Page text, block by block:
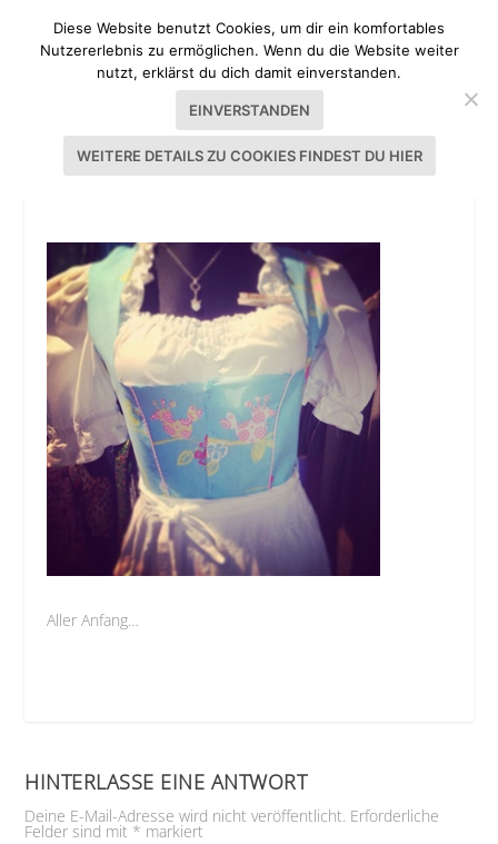
DIRNDL 2013
Aller Anfang…
HINTERLASSE EINE ANTWORT
Deine E-Mail-Adresse wird nicht veröffentlicht. Erforderliche
Felder sind mit * markiert
Diese Website benutzt Cookies, um dir ein komfortables
Nutzererlebnis zu ermöglichen. Wenn du die Website weiter
nutzt, erklärst du dich damit einverstanden.
EINVERSTANDEN
WEITERE DETAILS ZU COOKIES FINDEST DU HIER